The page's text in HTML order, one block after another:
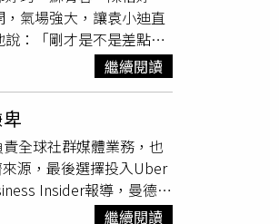
幣的匯兌收益。
小時，結果一毛小費都
，打工是提早面對現實
念。他感嘆：「生活遠
奔波，從端盤、收桌到應
一晚下來筋疲力盡，收
更多的是驕傲」。李蒨
實的體悟。」她認為，
。
氣場強大，讓袁小迪直
：「剛才是不是差點口
就是小虎隊的經典曲
歡樂，但他們其實很辛
點感傷，就是原來小虎
，眾人也請陳孟賢講評
隨意卻解釋：「因為年
熱歌勁舞環節，女歌手
氣氛沸騰。接著陳孟
一邊笑說：「唱完還會
繼續閱讀
全球社群媒體業務，也
源，最後選擇投入Uber
Insider報導，曼德爾
，他轉任行銷顧問與兼
繼續閱讀